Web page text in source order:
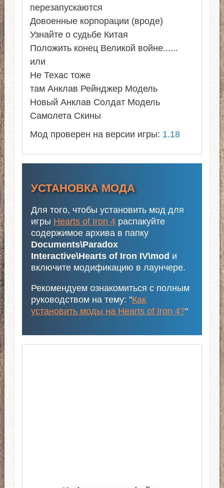
перезапускаются
Довоенные корпорации (вроде)
Узнайте о судьбе Китая
Положить конец Великой войне......
или
Не Техас тоже
там Анклав Рейнджер Модель
Новый Анклав Солдат Модель
Самолета Скины
Мод проверен на версии игры: 1.18
УСТАНОВКА МОДА
Для того, чтобы установить мод для
игры Hearts of Iron 4распакуйте
содержимое архива в папку
Documents\Paradox
Interactive\Hearts of Iron IV\mod и
включите модификацию в лаунчере.
Рекомендуем ознакомиться с полным
руководством на тему: "Как
установить моды на Hearts of Iron 4?"